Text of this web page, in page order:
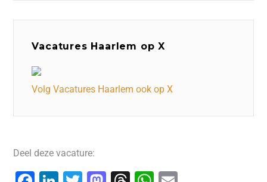
Vacatures Haarlem op X
Volg Vacatures Haarlem ook op X
Deel deze vacature: